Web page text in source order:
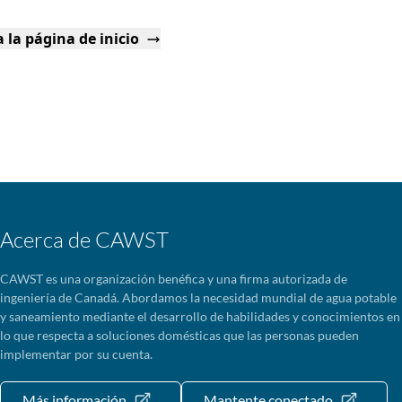
la página de inicio
Acerca de CAWST
CAWST es una organización benéfica y una firma autorizada de
ingeniería de Canadá. Abordamos la necesidad mundial de agua potable
y saneamiento mediante el desarrollo de habilidades y conocimientos en
lo que respecta a soluciones domésticas que las personas pueden
implementar por su cuenta.